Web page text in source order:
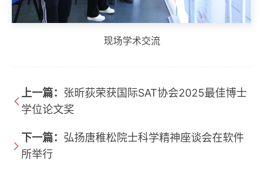
现场学术交流
上一篇： 张昕荻荣获国际SAT协会2025最佳博士
学位论文奖
下一篇： 弘扬唐稚松院士科学精神座谈会在软件
所举行